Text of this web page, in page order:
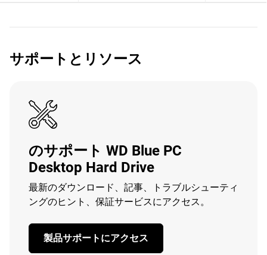
サポートとリソース
のサポート WD Blue PC
Desktop Hard Drive
最新のダウンロード、記事、トラブルシューティ
ングのヒント、保証サービスにアクセス。
製品サポートにアクセス